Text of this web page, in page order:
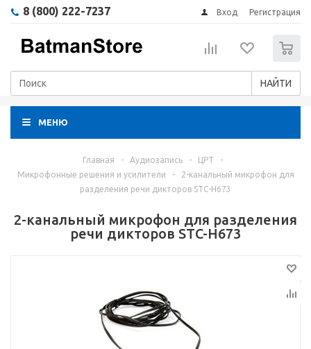
8 (800) 222-7237 Вход Регистрация
НАЙТИ
МЕНЮ
Главная - Аудиозапись - ЦРТ
-
Микрофонные решения и усилители
-
2-канальный микрофон для
разделения речи дикторов STC-H673
2-канальный микрофон для разделения
речи дикторов STC-H673